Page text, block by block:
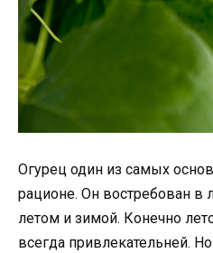
Огурец один из самых
рационе. Он востребован в
летом и зимой. Конечно
всегда привлекательней.